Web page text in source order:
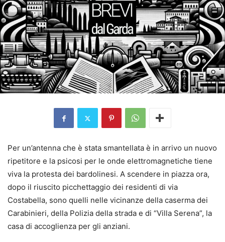
Per un’antenna che è stata smantellata è in arrivo un nuovo
ripetitore e la psicosi per le onde elettromagnetiche tiene
viva la protesta dei bardolinesi. A scendere in piazza ora,
dopo il riuscito picchettaggio dei residenti di via
Costabella, sono quelli nelle vicinanze della caserma dei
Carabinieri, della Polizia della strada e di “Villa Serena”, la
casa di accoglienza per gli anziani.